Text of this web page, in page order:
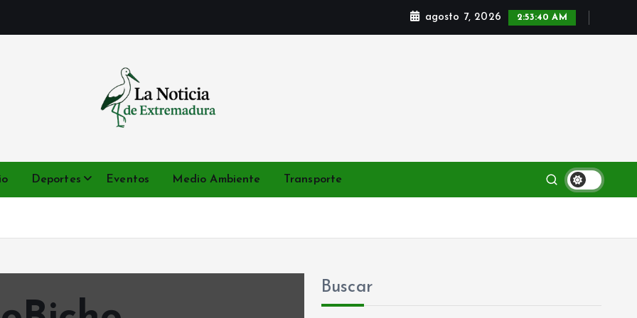
agosto 7, 2026 2:53:41 AM
Deportes Eventos Medio Ambiente Transporte
Buscar